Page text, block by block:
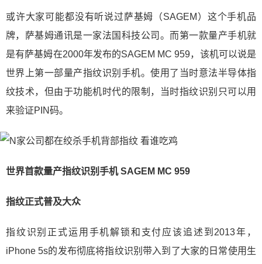
或许大家可能都没有听说过萨基姆（SAGEM）这个手机品
牌，萨基姆通讯是一家法国科技公司。而第一款量产手机就
是有萨基姆在2000年发布的SAGEM MC 959，该机可以说是
世界上第一部量产指纹识别手机。使用了当时意法半导体指
纹技术，但由于功能机时代的限制，当时指纹识别只可以用
来验证PIN码。
世界首款量产指纹识别手机 SAGEM MC 959
指纹正式普及大众
指纹识别正式运用手机解锁和支付应该追述到2013年，
iPhone 5s的发布彻底将指纹识别带入到了大家的日常使用生